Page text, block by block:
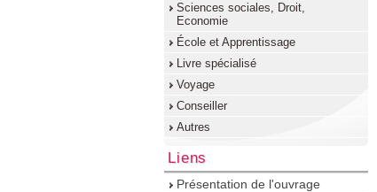
Sciences sociales, Droit,
Economie
École et Apprentissage
Livre spécialisé
Voyage
Conseiller
Autres
Liens
Présentation de l'ouvrage